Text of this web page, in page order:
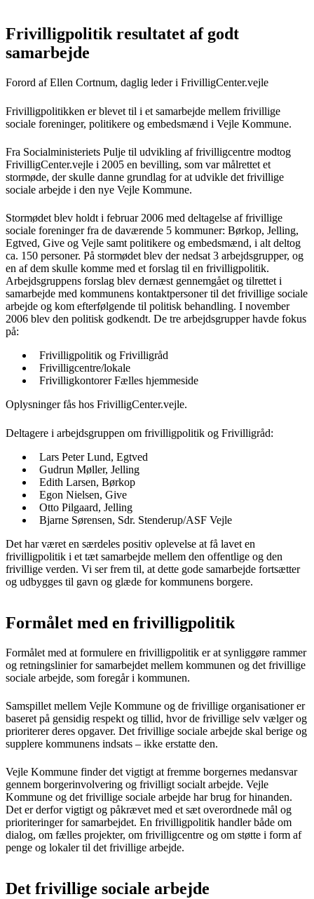
Frivilligpolitik resultatet af godt
samarbejde
Forord af Ellen Cortnum, daglig leder i FrivilligCenter.vejle
Frivilligpolitikken er blevet til i et samarbejde mellem frivillige
sociale foreninger, politikere og embedsmænd i Vejle Kommune.
Fra Socialministeriets Pulje til udvikling af frivilligcentre modtog
FrivilligCenter.vejle i 2005 en bevilling, som var målrettet et
stormøde, der skulle danne grundlag for at udvikle det frivillige
sociale arbejde i den nye Vejle Kommune.
Stormødet blev holdt i februar 2006 med deltagelse af frivillige
sociale foreninger fra de daværende 5 kommuner: Børkop, Jelling,
Egtved, Give og Vejle samt politikere og embedsmænd, i alt deltog
ca. 150 personer. På stormødet blev der nedsat 3 arbejdsgrupper, og
en af dem skulle komme med et forslag til en frivilligpolitik.
Arbejdsgruppens forslag blev dernæst gennemgået og tilrettet i
samarbejde med kommunens kontaktpersoner til det frivillige sociale
arbejde og kom efterfølgende til politisk behandling. I november
2006 blev den politisk godkendt. De tre arbejdsgrupper havde fokus
på:
Frivilligpolitik og Frivilligråd
Frivilligcentre/lokale
Frivilligkontorer Fælles hjemmeside
Oplysninger fås hos FrivilligCenter.vejle.
Deltagere i arbejdsgruppen om frivilligpolitik og Frivilligråd:
Lars Peter Lund, Egtved
Gudrun Møller, Jelling
Edith Larsen, Børkop
Egon Nielsen, Give
Otto Pilgaard, Jelling
Bjarne Sørensen, Sdr. Stenderup/ASF Vejle
Det har været en særdeles positiv oplevelse at få lavet en
frivilligpolitik i et tæt samarbejde mellem den offentlige og den
frivillige verden. Vi ser frem til, at dette gode samarbejde fortsætter
og udbygges til gavn og glæde for kommunens borgere.
Formålet med en frivilligpolitik
Formålet med at formulere en frivilligpolitik er at synliggøre rammer
og retningslinier for samarbejdet mellem kommunen og det frivillige
sociale arbejde, som foregår i kommunen.
Samspillet mellem Vejle Kommune og de frivillige organisationer er
baseret på gensidig respekt og tillid, hvor de frivillige selv vælger og
prioriterer deres opgaver. Det frivillige sociale arbejde skal berige og
supplere kommunens indsats – ikke erstatte den.
Vejle Kommune finder det vigtigt at fremme borgernes medansvar
gennem borgerinvolvering og frivilligt socialt arbejde. Vejle
Kommune og det frivillige sociale arbejde har brug for hinanden.
Det er derfor vigtigt og påkrævet med et sæt overordnede mål og
prioriteringer for samarbejdet. En frivilligpolitik handler både om
dialog, om fælles projekter, om frivilligcentre og om støtte i form af
penge og lokaler til det frivillige arbejde.
Det frivillige sociale arbejde